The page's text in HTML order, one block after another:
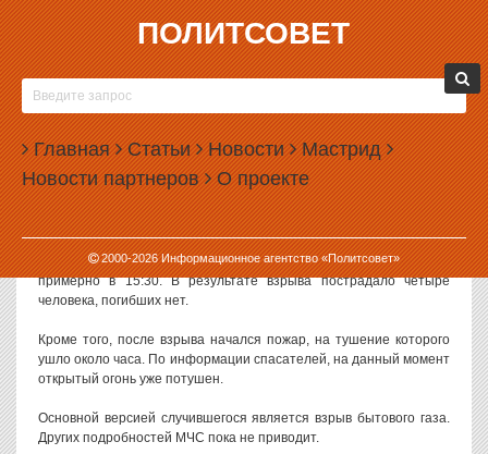
ПОЛИТСОВЕТ
Главная Статьи Новости Мастрид
Новости партнеров О проекте
2000-2026Информационное агентство «Политсовет»
15.10.2012, 16:56
В ЕКАТЕРИНБУРГЕ ПРОИЗОШЕЛ ВЗРЫВ В
ЖИЛОМ ДОМЕ
Сегодня днем в Екатеринбурге произошел взрыв в
девятиэтажном жилом доме. По предварительной версии,
взорвался бытовой газ.
Как сообщает пресс-служба свердловского управления МЧС,
взрыв произошел на втором этаже дома по адресу Онежская, 12
примерно в 15:30. В результате взрыва пострадало четыре
человека, погибших нет.
Кроме того, после взрыва начался пожар, на тушение которого
ушло около часа. По информации спасателей, на данный момент
открытый огонь уже потушен.
Основной версией случившегося является взрыв бытового газа.
Других подробностей МЧС пока не приводит.